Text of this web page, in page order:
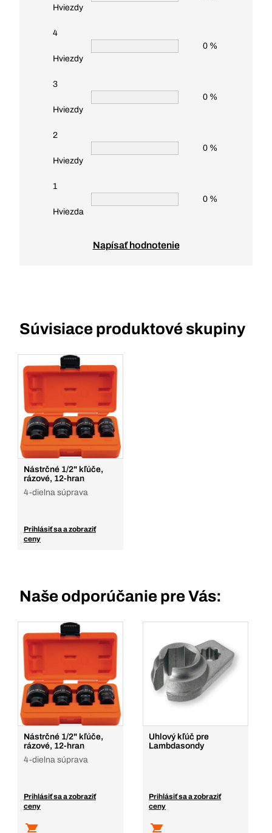
Hviezdy
4
Hviezdy
0 %
3
Hviezdy
0 %
2
Hviezdy
0 %
1
Hviezda
0 %
Napísať hodnotenie
Súvisiace produktové skupiny
Nástrčné 1/2" kľúče,
rázové, 12-hran
4-dielna súprava
Prihlásiť sa a zobraziť
ceny
Naše odporúčanie pre Vás:
Nástrčné 1/2" kľúče,
rázové, 12-hran
4-dielna súprava
Prihlásiť sa a zobraziť
ceny
Uhlový kľúč pre
Lambdasondy
Prihlásiť sa a zobraziť
ceny